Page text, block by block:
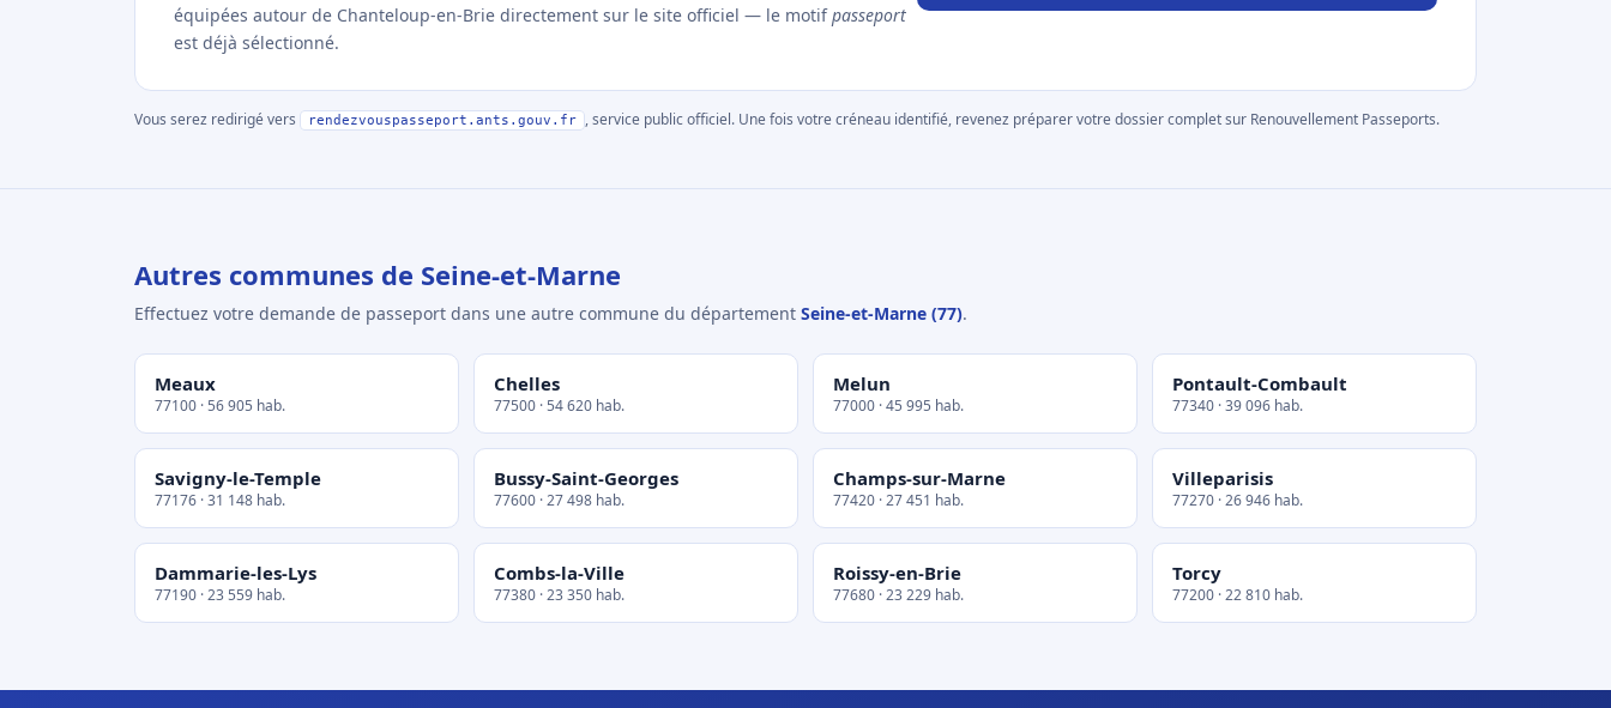
équipées autour de Chanteloup-en-Brie directement sur le site officiel — le motifpasseport
est déjà sélectionné.
Vous serez redirigé vers rendezvouspasseport.ants.gouv.fr , service public officiel. Une fois votre créneau identifié, revenez préparer votre dossier complet sur Renouvellement Passeports.
Autres communes de Seine-et-Marne
Effectuez votre demande de passeport dans une autre commune du département Seine-et-Marne (77).
Meaux
77100 · 56 905 hab.
Chelles
77500 · 54 620 hab.
Melun
77000 · 45 995 hab.
Pontault-Combault
77340 · 39 096 hab.
Savigny-le-Temple
77176 · 31 148 hab.
Bussy-Saint-Georges
77600 · 27 498 hab.
Champs-sur-Marne
77420 · 27 451 hab.
Villeparisis
77270 · 26 946 hab.
Dammarie-les-Lys
77190 · 23 559 hab.
Combs-la-Ville
77380 · 23 350 hab.
Roissy-en-Brie
77680 · 23 229 hab.
Torcy
77200 · 22 810 hab.